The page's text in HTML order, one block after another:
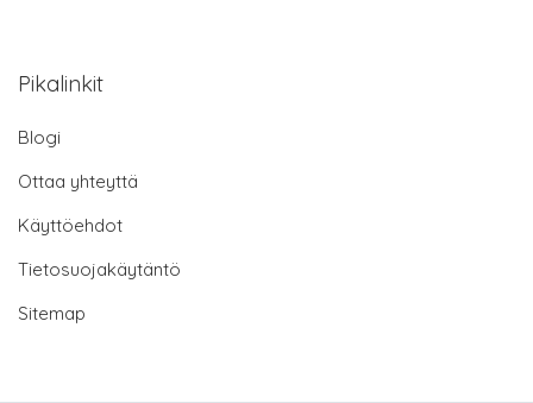
Pikalinkit
Blogi
Ottaa yhteyttä
Käyttöehdot
Tietosuojakäytäntö
Sitemap